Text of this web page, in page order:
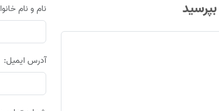
نام و نام
آدرس ایمیل: